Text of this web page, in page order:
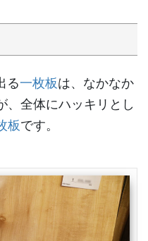
る一枚板は、なかなか
、全体にハッキリとし
板です。